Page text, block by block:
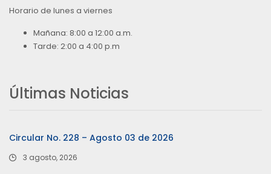
Horario de lunes a viernes
Mañana: 8:00 a 12:00 a.m.
Tarde: 2:00 a 4:00 p.m
Últimas Noticias
Circular No. 228 – Agosto 03 de 2026
3 agosto, 2026